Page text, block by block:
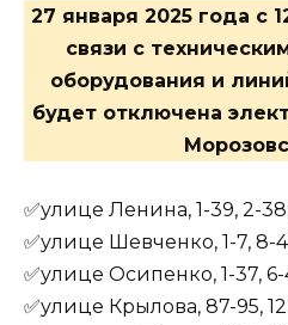
27 января 2025 года с
связи с
оборудования и
будет отключена
✅улице Ленина, 1-39, 2-38;
✅улице Шевченко, 1-7, 8-
✅улице Осипенко, 1-37, 6-
✅улице Крылова, 87-95,